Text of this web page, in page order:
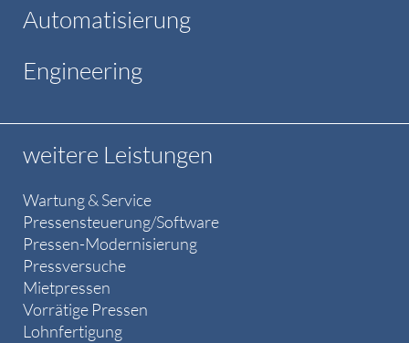
Automatisierung
Engineering
weitere Leistungen
Wartung & Service
Pressensteuerung/Software
Pressen-Modernisierung
Pressversuche
Mietpressen
Vorrätige Pressen
Lohnfertigung